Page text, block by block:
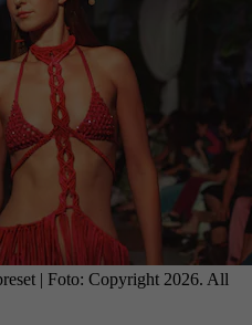
| Foto: Copyright 2026. All